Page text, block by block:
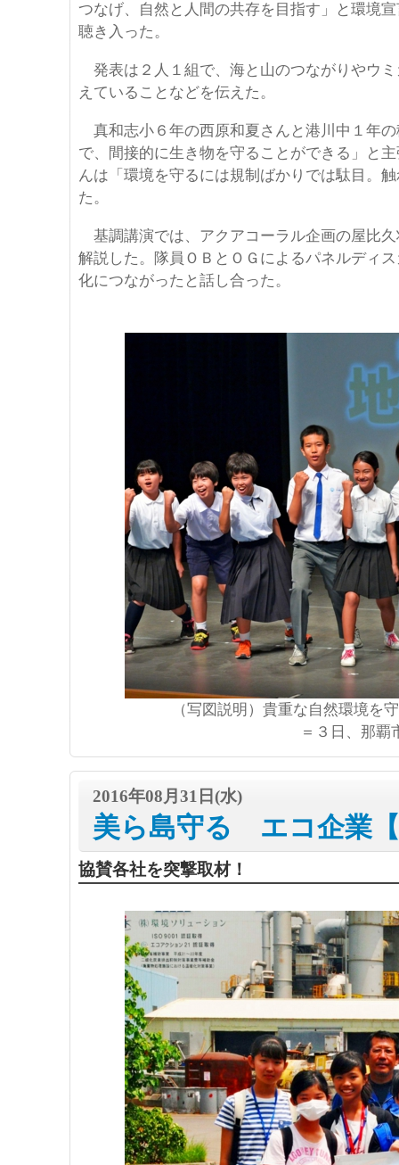
つなげ、自然と人間の共存を目指す」と環境
聴き入った。
発表は２人１組で、海と山のつながりやウ
えていることなどを伝えた。
真和志小６年の西原和夏さんと港川中１年
で、間接的に生き物を守ることができる」と
んは「環境を守るには規制ばかりでは駄目。
た。
基調講演では、アクアコーラル企画の屋比
解説した。隊員ＯＢとＯＧによるパネルディ
化につながったと話し合った。
（写図説明）貴重な自然環境を
＝３日、那覇
2016年08月31日(水)
美ら島守る エコ企業
協賛各社を突撃取材！